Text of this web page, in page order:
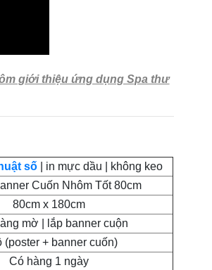
giới thiệu ứng dụng Spa thư
số | in mực dầu | không keo
Cuốn Nhôm Tốt 80cm
80cm x 180cm
mờ | lắp banner cuộn
(poster + banner cuốn)
Có hàng 1 ngày